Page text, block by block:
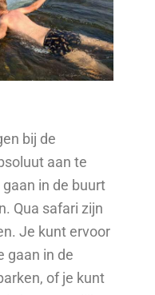
bij de
aan te
in de buurt
Qua safari zijn
Je kunt ervoor
gaan in de
of je kunt